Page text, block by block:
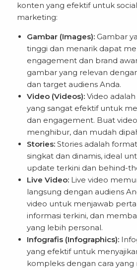
konten yang efektif untuk
marketing:
Gambar (Images): Gambar
tinggi dan menarik dapat
engagement dan brand
gambar yang relevan
dan target audiens Anda.
Video (Videos): Video
yang sangat efektif untuk
dan engagement. Buat
menghibur, dan mudah
Stories: Stories adalah
singkat dan dinamis, ideal
update terkini dan behind-
Live Video: Live video
langsung dengan audiens
video untuk menjawab
informasi terkini, dan
yang lebih personal.
Infografis (Infographics):
yang efektif untuk
kompleks dengan cara yang